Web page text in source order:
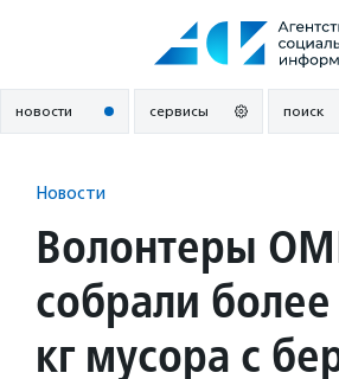
новости сервисы поиск
Новости
Волонтеры
собрали
кг мусора с